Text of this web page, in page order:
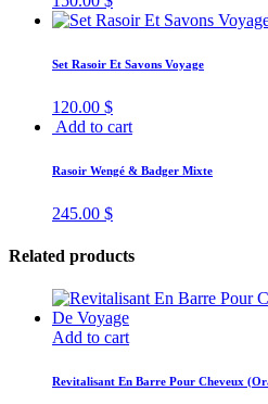
Set Rasoir Et Savons Voyage
120.00 $
Add to cart
Rasoir Wengé & Badger Mixte
245.00 $
Related products
Add to cart
Revitalisant En Barre Pour Cheveux